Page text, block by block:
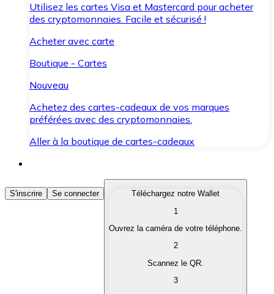
Utilisez les cartes Visa et Mastercard pour acheter
des cryptomonnaies. Facile et sécurisé !
Acheter avec carte
Boutique - Cartes
Nouveau
Achetez des cartes-cadeaux de vos marques
préférées avec des cryptomonnaies.
Aller à la boutique de cartes-cadeaux
Acheter des Cryptomonnaies
Achetez les cryptomonnaies qui vous intéressent
Convertissez vos cryptomonnaies en monnaie
S'inscrire Se connecter
Téléchargez notre Wallet
1
Ouvrez la caméra de votre téléphone.
2
Scannez le QR.
3